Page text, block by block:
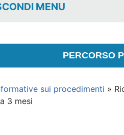
MENU
PERCORSO
sui procedimenti »
3 mesi